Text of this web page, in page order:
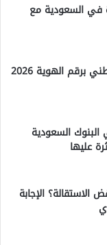
في السعودية مع
الاستعلام عن العنوان الوطني برقم الهوية 2026
السعودية
الإجابة